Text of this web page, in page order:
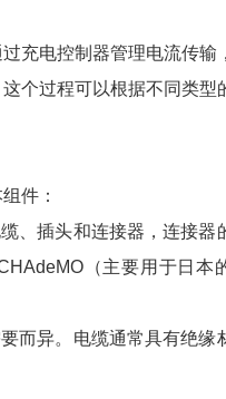
充电控制器管理电流传输
个过程可以根据不同类型
件：
、插头和连接器，连接器
（主要用于日本
而异。电缆通常具有绝缘